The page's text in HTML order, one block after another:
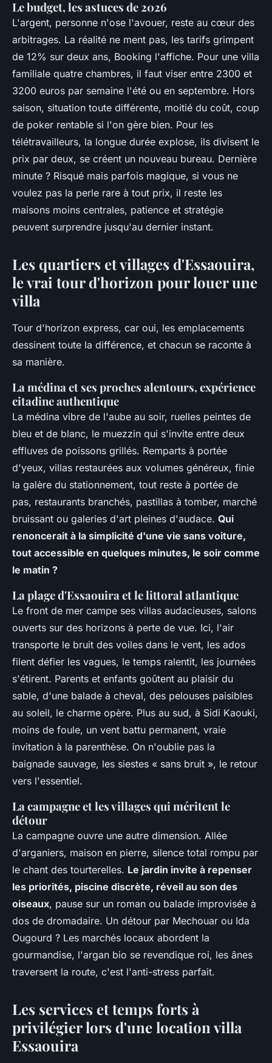
Le budget, les astuces de 2026
L'argent, personne n'ose l'avouer, reste au cœur des
arbitrages. La réalité ne ment pas, les tarifs grimpent
de 12% sur deux ans, Booking l'affiche. Pour une villa
familiale quatre chambres, il faut viser entre 2300 et
3200 euros par semaine l'été ou en septembre. Hors
saison, situation toute différente, moitié du coût, coup
de poker rentable si l'on gère bien. Pour les
télétravailleurs, la longue durée explose, ils divisent le
prix par deux, se créent un nouveau bureau. Dernière
minute ? Risqué mais parfois magique, si vous ne
voulez pas la perle rare à tout prix, il reste les
maisons moins centrales, patience et stratégie
peuvent surprendre jusqu'au dernier instant.
Les quartiers et villages d'Essaouira,
le vrai tour d'horizon pour louer une
villa
Tour d'horizon express, car oui, les emplacements
dessinent toute la différence, et chacun se raconte à
sa manière.
La médina et ses proches alentours, expérience
citadine authentique
La médina vibre de l'aube au soir, ruelles peintes de
bleu et de blanc, le muezzin qui s'invite entre deux
effluves de poissons grillés. Remparts à portée
d'yeux, villas restaurées aux volumes généreux, finie
la galère du stationnement, tout reste à portée de
pas, restaurants branchés, pastillas à tomber, marché
bruissant ou galeries d'art pleines d'audace. Qui
renoncerait à la simplicité d'une vie sans voiture,
tout accessible en quelques minutes, le soir comme
le matin ?
La plage d'Essaouira et le littoral atlantique
Le front de mer campe ses villas audacieuses, salons
ouverts sur des horizons à perte de vue. Ici, l'air
transporte le bruit des voiles dans le vent, les ados
filent défier les vagues, le temps ralentit, les journées
s'étirent. Parents et enfants goûtent au plaisir du
sable, d'une balade à cheval, des pelouses paisibles
au soleil, le charme opère. Plus au sud, à Sidi Kaouki,
moins de foule, un vent battu permanent, vraie
invitation à la parenthèse. On n'oublie pas la
baignade sauvage, les siestes « sans bruit », le retour
vers l'essentiel.
La campagne et les villages qui méritent le
détour
La campagne ouvre une autre dimension. Allée
d'arganiers, maison en pierre, silence total rompu par
le chant des tourterelles. Le jardin invite à repenser
les priorités, piscine discrète, réveil au son des
oiseaux, pause sur un roman ou balade improvisée à
dos de dromadaire. Un détour par Mechouar ou Ida
Ougourd ? Les marchés locaux abordent la
gourmandise, l'argan bio se revendique roi, les ânes
traversent la route, c'est l'anti-stress parfait.
Les services et temps forts à
privilégier lors d'une location villa
Essaouira